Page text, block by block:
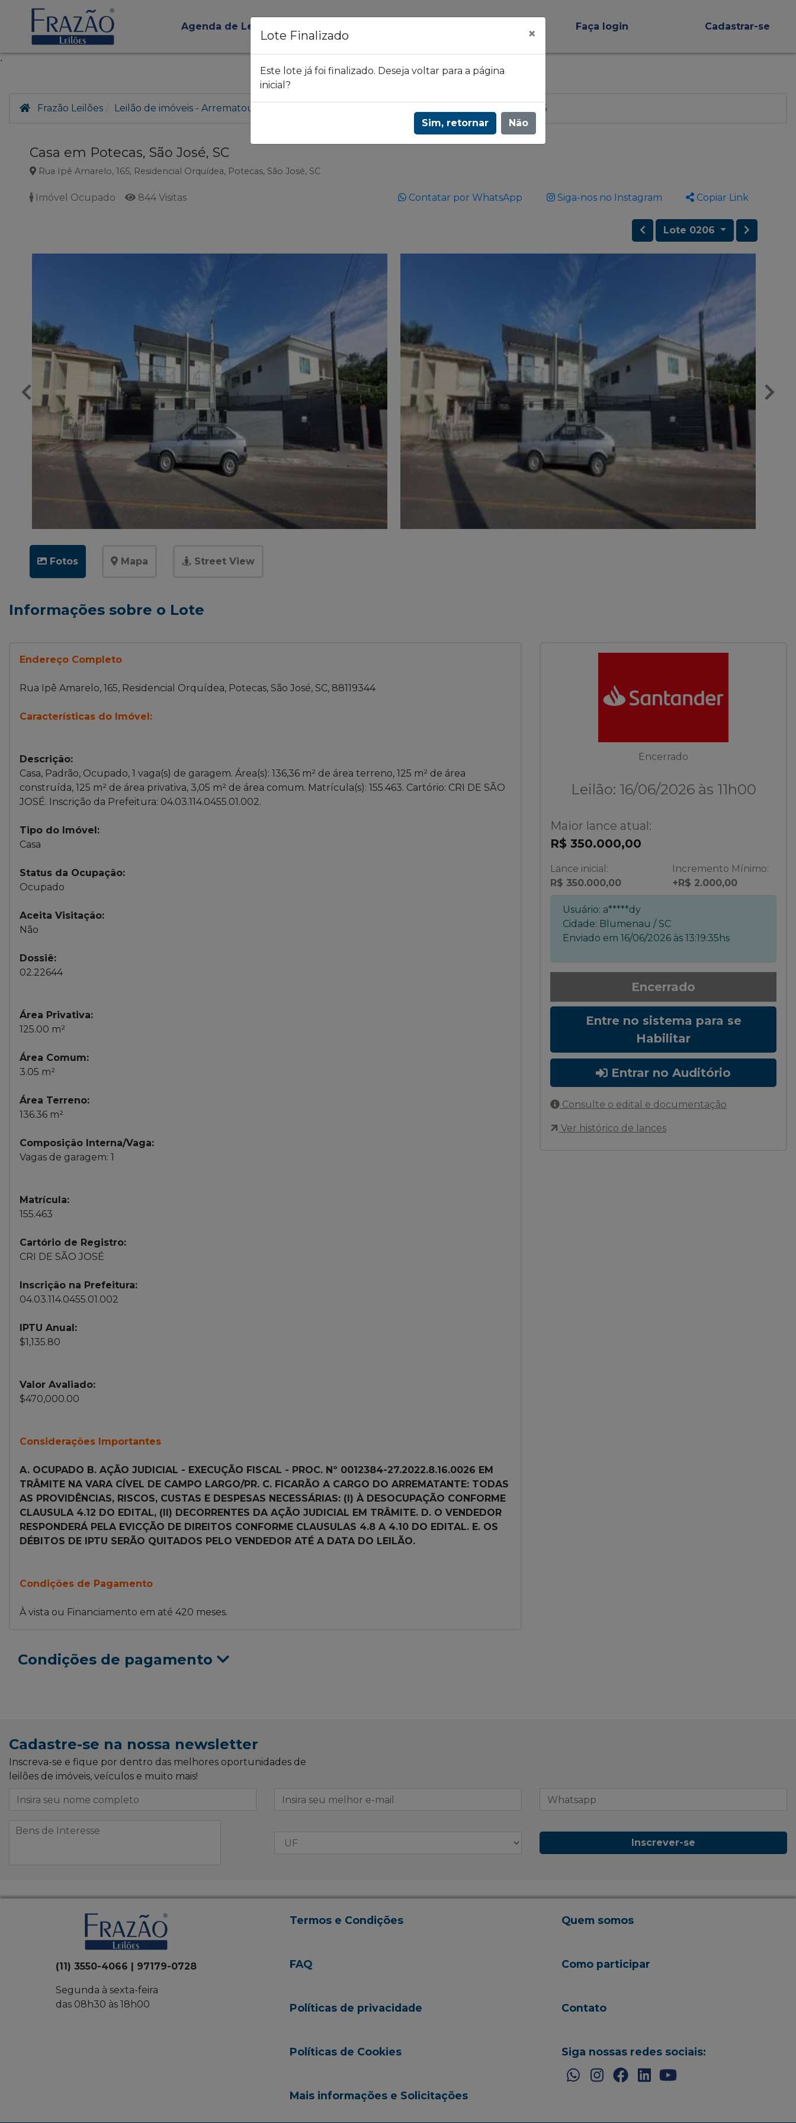
.
Agenda de Leilões Faça login Cadastrar-se
Frazão Leilões Leilão de imóveis - Arrematou, levou! Os melhores preços em todo o Brasil | 3620 Lote 206
Casa em Potecas, São José, SC
Rua Ipê Amarelo, 165, Residencial Orquídea, Potecas, São José, SC
Imóvel Ocupado 844 Visitas Contatar por WhatsApp Siga-nos no Instagram Copiar Link
Lote 0206
Fotos Mapa Street View
Informações sobre o Lote
Endereço Completo
Rua Ipê Amarelo, 165, Residencial Orquídea, Potecas, São José, SC, 88119344
Características do Imóvel:
Descrição:
Casa, Padrão, Ocupado, 1 vaga(s) de garagem. Área(s): 136,36 m² de área terreno, 125 m² de área
construída, 125 m² de área privativa, 3,05 m² de área comum. Matrícula(s): 155.463. Cartório: CRI DE SÃO
JOSÉ. Inscrição da Prefeitura: 04.03.114.0455.01.002.
Tipo do Imóvel:
Casa
Status da Ocupação:
Ocupado
Aceita Visitação:
Não
Dossiê:
02.22644
Área Privativa:
125.00 m²
Área Comum:
3.05 m²
Área Terreno:
136.36 m²
Composição Interna/Vaga:
Vagas de garagem: 1
Matrícula:
155.463
Cartório de Registro:
CRI DE SÃO JOSÉ
Inscrição na Prefeitura:
04.03.114.0455.01.002
IPTU Anual:
$1,135.80
Valor Avaliado:
$470,000.00
Considerações Importantes
A. OCUPADO B. AÇÃO JUDICIAL - EXECUÇÃO FISCAL - PROC. Nº 0012384-27.2022.8.16.0026 EM
TRÂMITE NA VARA CÍVEL DE CAMPO LARGO/PR. C. FICARÃO A CARGO DO ARREMATANTE: TODAS
AS PROVIDÊNCIAS, RISCOS, CUSTAS E DESPESAS NECESSÁRIAS: (I) À DESOCUPAÇÃO CONFORME
CLAUSULA 4.12 DO EDITAL, (II) DECORRENTES DA AÇÃO JUDICIAL EM TRÂMITE. D. O VENDEDOR
RESPONDERÁ PELA EVICÇÃO DE DIREITOS CONFORME CLAUSULAS 4.8 A 4.10 DO EDITAL. E. OS
DÉBITOS DE IPTU SERÃO QUITADOS PELO VENDEDOR ATÉ A DATA DO LEILÃO.
Condições de Pagamento
À vista ou Financiamento em até 420 meses.
Encerrado
Leilão: 16/06/2026 às 11h00
Maior lance atual:
R$ 350.000,00
Lance inicial:
R$ 350.000,00
Incremento Mínimo:
+R$ 2.000,00
Usuário: a*****dy
Cidade: Blumenau / SC
Enviado em 16/06/2026 às 13:19:35hs
Encerrado
Entre no sistema para se
Habilitar
Entrar no Auditório
Consulte o edital e documentação
Ver histórico de lances
Condições de pagamento
Lote Finalizado ×
Este lote já foi finalizado. Deseja voltar para a página
inicial?
Sim, retornar Não
Cadastre-se na nossa newsletter
Inscreva-se e fique por dentro das melhores oportunidades de
leilões de imóveis, veículos e muito mais!
Inscrever-se
(11) 3550-4066 | 97179-0728
Segunda à sexta-feira
das 08h30 às 18h00
Termos e Condições
FAQ
Políticas de privacidade
Políticas de Cookies
Mais informações e Solicitações
Quem somos
Como participar
Contato
Siga nossas redes sociais: